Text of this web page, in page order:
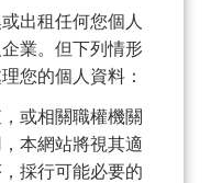
出租任何您個人
業。但下列情形
您的個人資料：
或相關職權機關
本網站將視其適
採行可能必要的